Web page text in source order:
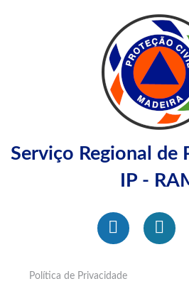
Serviço Regional de
IP -
Política de Privacidade